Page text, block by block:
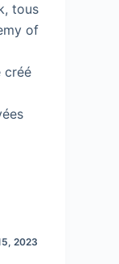
tous
of
créé
2023